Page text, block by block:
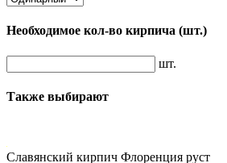
Необходимое кол-во кирпича (шт.)
шт.
Также выбирают
Славянский кирпич Флоренция руст